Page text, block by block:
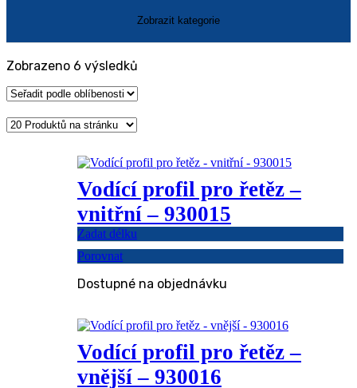
Zobrazeno 6 výsledků
Vodící profil pro řetěz –
vnitřní – 930015
Zadat délku
Porovnat
Dostupné na objednávku
Vodící profil pro řetěz –
vnější – 930016